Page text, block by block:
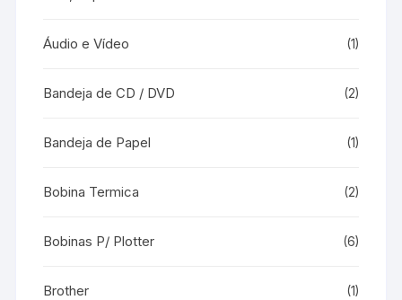
Áudio e Vídeo (1)
Bandeja de CD / DVD (2)
Bandeja de Papel (1)
Bobina Termica (2)
Bobinas P/ Plotter (6)
Brother (1)